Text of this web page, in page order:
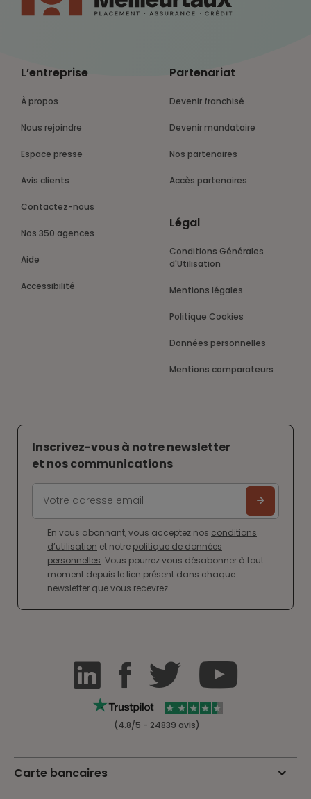
L’entreprise
À propos
Nous rejoindre
Espace presse
Avis clients
Contactez-nous
Nos 350 agences
Aide
Accessibilité
Partenariat
Devenir franchisé
Devenir mandataire
Nos partenaires
Accès partenaires
Légal
Conditions Générales
d'Utilisation
Mentions légales
Politique Cookies
Données personnelles
Mentions comparateurs
Inscrivez-vous à notre newsletter
et nos communications
En vous abonnant, vous acceptez nos conditions
d’utilisation et notre politique de données
personnelles. Vous pourrez vous désabonner à tout
moment depuis le lien présent dans chaque
newsletter que vous recevrez.
(4.8/5 - 24839 avis)
Carte bancaires